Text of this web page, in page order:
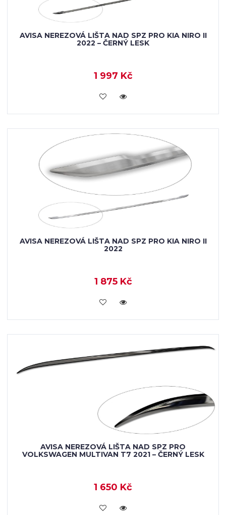
AVISA NEREZOVÁ LIŠTA NAD SPZ PRO KIA NIRO II
2022 – ČERNÝ LESK
1 997 Kč
VLOŽIT DO KOŠÍKU
AVISA NEREZOVÁ LIŠTA NAD SPZ PRO KIA NIRO II
2022
1 875 Kč
VLOŽIT DO KOŠÍKU
AVISA NEREZOVÁ LIŠTA NAD SPZ PRO
VOLKSWAGEN MULTIVAN T7 2021 – ČERNÝ LESK
1 650 Kč
VLOŽIT DO KOŠÍKU